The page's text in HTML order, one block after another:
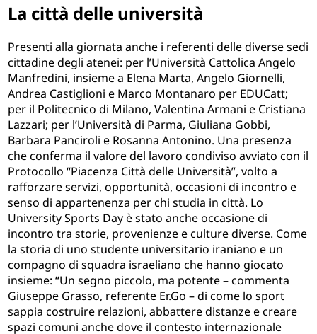
La città delle università
Presenti alla giornata anche i referenti delle diverse sedi
cittadine degli atenei: per l’Università Cattolica Angelo
Manfredini, insieme a Elena Marta, Angelo Giornelli,
Andrea Castiglioni e Marco Montanaro per EDUCatt;
per il Politecnico di Milano, Valentina Armani e Cristiana
Lazzari; per l’Università di Parma, Giuliana Gobbi,
Barbara Panciroli e Rosanna Antonino. Una presenza
che conferma il valore del lavoro condiviso avviato con il
Protocollo “Piacenza Città delle Università”, volto a
rafforzare servizi, opportunità, occasioni di incontro e
senso di appartenenza per chi studia in città. Lo
University Sports Day è stato anche occasione di
incontro tra storie, provenienze e culture diverse. Come
la storia di uno studente universitario iraniano e un
compagno di squadra israeliano che hanno giocato
insieme: “Un segno piccolo, ma potente – commenta
Giuseppe Grasso, referente Er.Go – di come lo sport
sappia costruire relazioni, abbattere distanze e creare
spazi comuni anche dove il contesto internazionale